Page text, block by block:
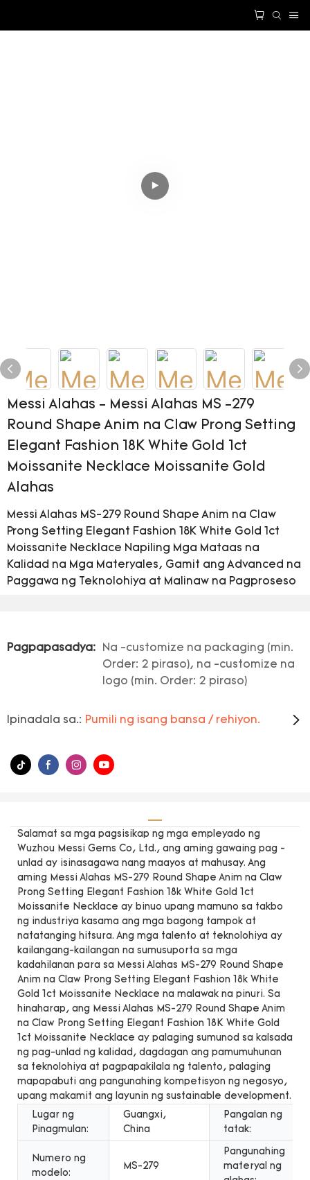
Messi Alahas - Messi Alahas MS -279
Round Shape Anim na Claw Prong Setting
Elegant Fashion 18K White Gold 1ct
Moissanite Necklace Moissanite Gold
Alahas
Messi Alahas MS-279 Round Shape Anim na Claw
Prong Setting Elegant Fashion 18K White Gold 1ct
Moissanite Necklace Napiling Mga Mataas na
Kalidad na Mga Materyales, Gamit ang Advanced na
Paggawa ng Teknolohiya at Malinaw na Pagproseso
Pagpapasadya:
Na -customize na packaging (min.
Order: 2 piraso), na -customize na
logo (min. Order: 2 piraso)
Ipinadala sa.: Pumili ng isang bansa / rehiyon.
Salamat sa mga pagsisikap ng mga empleyado ng
Wuzhou Messi Gems Co, Ltd., ang aming gawaing pag -
unlad ay isinasagawa nang maayos at mahusay. Ang
aming Messi Alahas MS-279 Round Shape Anim na Claw
Prong Setting Elegant Fashion 18k White Gold 1ct
Moissanite Necklace ay binuo upang mamuno sa takbo
ng industriya kasama ang mga bagong tampok at
natatanging hitsura. Ang mga talento at teknolohiya ay
kailangang-kailangan na sumusuporta sa mga
kadahilanan para sa Messi Alahas MS-279 Round Shape
Anim na Claw Prong Setting Elegant Fashion 18k White
Gold 1ct Moissanite Necklace na malawak na pinuri. Sa
hinaharap, ang Messi Alahas MS-279 Round Shape Anim
na Claw Prong Setting Elegant Fashion 18K White Gold
1ct Moissanite Necklace ay palaging sumunod sa kalsada
ng pag-unlad ng kalidad, dagdagan ang pamumuhunan
sa teknolohiya at pagpapakilala ng talento, palaging
mapapabuti ang pangunahing kompetisyon ng negosyo,
upang makamit ang layunin ng sustainable development.
Lugar ng
Pinagmulan:
Guangxi,
China
Pangalan ng
tatak:
Numero ng
modelo:
MS-279
Pangunahing
materyal ng